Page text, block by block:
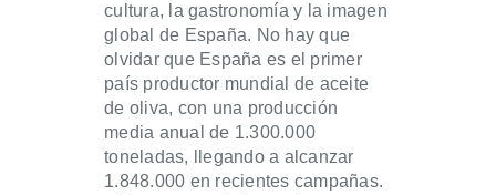
cultura, la gastronomía y la imagen
global de España. No hay que
olvidar que España es el primer
país productor mundial de aceite
de oliva, con una producción
media anual de 1.300.000
toneladas, llegando a alcanzar
1.848.000 en recientes campañas.